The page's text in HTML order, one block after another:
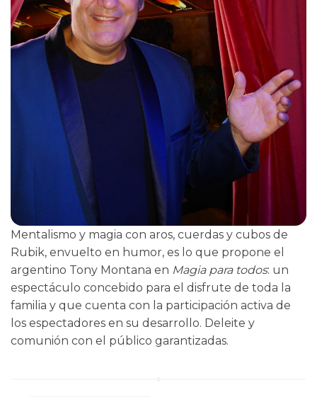
Mentalismo y magia con aros, cuerdas y cubos de
Rubik, envuelto en humor, es lo que propone el
argentino Tony Montana en Magia para todos: un
espectáculo concebido para el disfrute de toda la
familia y que cuenta con la participación activa de
los espectadores en su desarrollo. Deleite y
comunión con el público garantizadas.